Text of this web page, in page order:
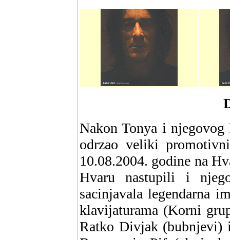
Nakon Tonya i
odrzao veliki
10.08.2004. godine na
Hvaru nastupili i
sacinjavala legendarna
klavijaturama (Korni
Ratko Divjak (bubnjevi)